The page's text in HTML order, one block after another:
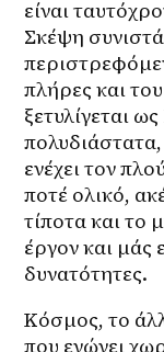
είναι
Σκέψη
πλήρες και
ξετυλίγεται
πολυδιάστατα,
ενέχει τον
ποτέ ολικό,
τίποτα και το
έργον και μάς
δυνατότητες.
Κόσμος, το
που ενώνει